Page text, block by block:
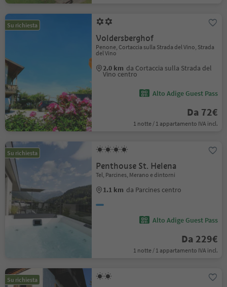
Su richiesta
Voldersberghof
Penone, Cortaccia sulla Strada del Vino, Strada
del Vino
2.0 km da Cortaccia sulla Strada del
Vino centro
Alto Adige Guest Pass
Da 72€
1 notte / 1 appartamento IVA incl.
Su richiesta
Penthouse St. Helena
Tel, Parcines, Merano e dintorni
1.1 km da Parcines centro
Alto Adige Guest Pass
Da 229€
1 notte / 1 appartamento IVA incl.
Su richiesta